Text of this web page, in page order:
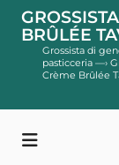
BRÛLÉE
Grossista di
pasticceria —›
Crème Brûlée